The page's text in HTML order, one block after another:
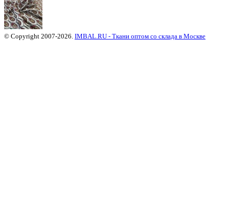
© Copyright 2007-2026. IMBAL.RU - Ткани оптом со склада в Москве